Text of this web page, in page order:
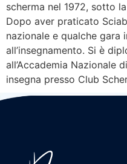
scherma nel 1972, sotto
Dopo aver praticato
nazionale e qualche gara
all’insegnamento. Si è
all’Accademia Nazionale
insegna presso Club